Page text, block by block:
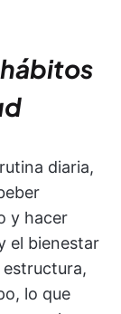
diaria,
y hacer
el bienestar
lo que